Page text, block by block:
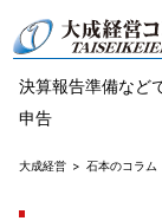
決算報告準備など
申告
大成経営 石本のコラム